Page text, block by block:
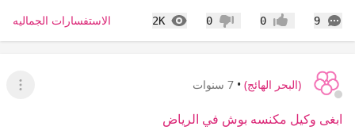
9
التعليقات إعجاب0 عدم إعجاب
0
2K
المشاهدات الاستفسارات الجماليه
(البحر الهائج) • 7 سنوات
عرض
ابغى وكيل مكنسه بوش في الرياض